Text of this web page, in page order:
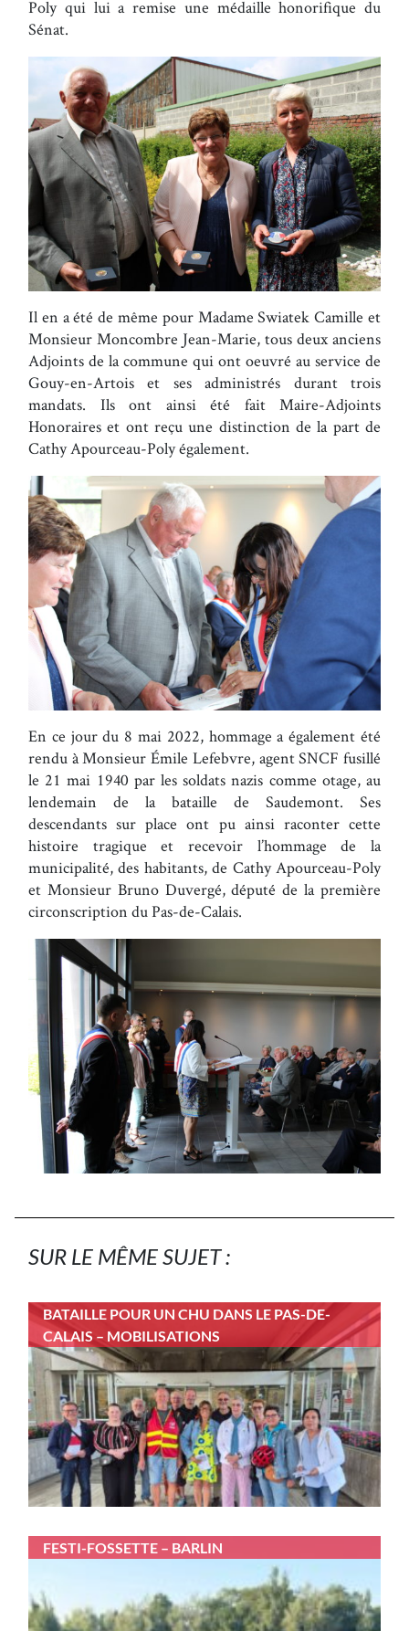
Poly qui lui a remise une médaille honorifique du
Sénat.
Il en a été de même pour Madame Swiatek Camille et
Monsieur Moncombre Jean-Marie, tous deux anciens
Adjoints de la commune qui ont oeuvré au service de
Gouy-en-Artois et ses administrés durant trois
mandats. Ils ont ainsi été fait Maire-Adjoints
Honoraires et ont reçu une distinction de la part de
Cathy Apourceau-Poly également.
En ce jour du 8 mai 2022, hommage a également été
rendu à Monsieur Émile Lefebvre, agent SNCF fusillé
le 21 mai 1940 par les soldats nazis comme otage, au
lendemain de la bataille de Saudemont. Ses
descendants sur place ont pu ainsi raconter cette
histoire tragique et recevoir l’hommage de la
municipalité, des habitants, de Cathy Apourceau-Poly
et Monsieur Bruno Duvergé, député de la première
circonscription du Pas-de-Calais.
SUR LE MÊME SUJET :
BATAILLE POUR UN CHU DANS LE PAS-DE-
CALAIS – MOBILISATIONS
FESTI-FOSSETTE – BARLIN